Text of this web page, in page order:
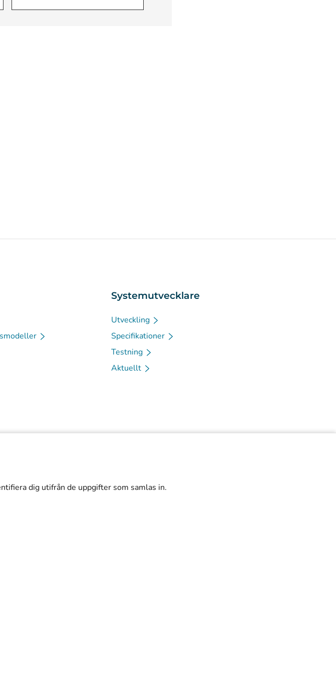
dig utifrån de uppgifter som samlas in.
Systemutvecklare
Utveckling
Specifikationer
Testning
Aktuellt